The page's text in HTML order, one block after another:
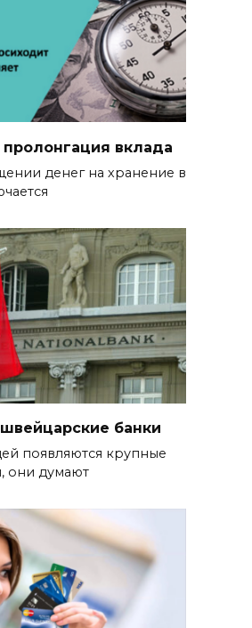
пролонгация вклада
денег на хранение в
банки
появляются крупные
они думают